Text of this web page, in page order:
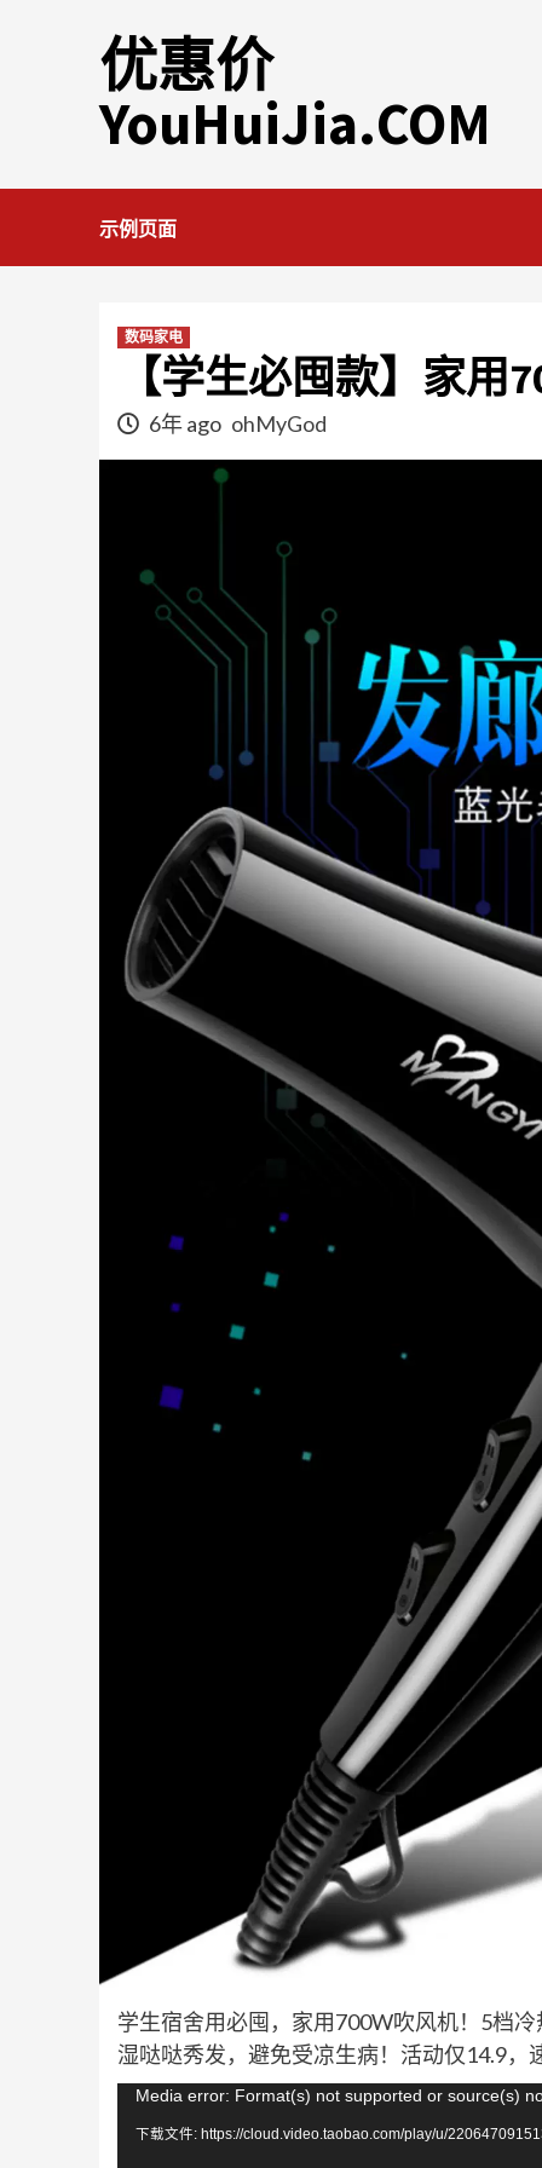
优惠价
YouHuiJia.COM
示例页面
数码家电
【学生必囤款】家用
6年 ago ohMyGod
学生宿舍用必囤，家用700W吹风机！5档
湿哒哒秀发，避免受凉生病！活动仅14.9，
视
频
Media error: Format(s) not supported or source(s)
下载文件: https://cloud.video.taobao.com/play/u/